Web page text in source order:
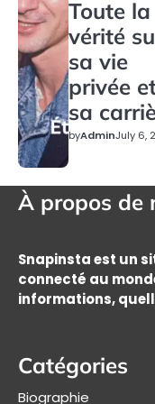
Toute la
vérité
sa vie
privée
sa
byAdminJuly 6,
À propos de
Snapinsta est un
connecté au
informations,
Catégories
Biographie